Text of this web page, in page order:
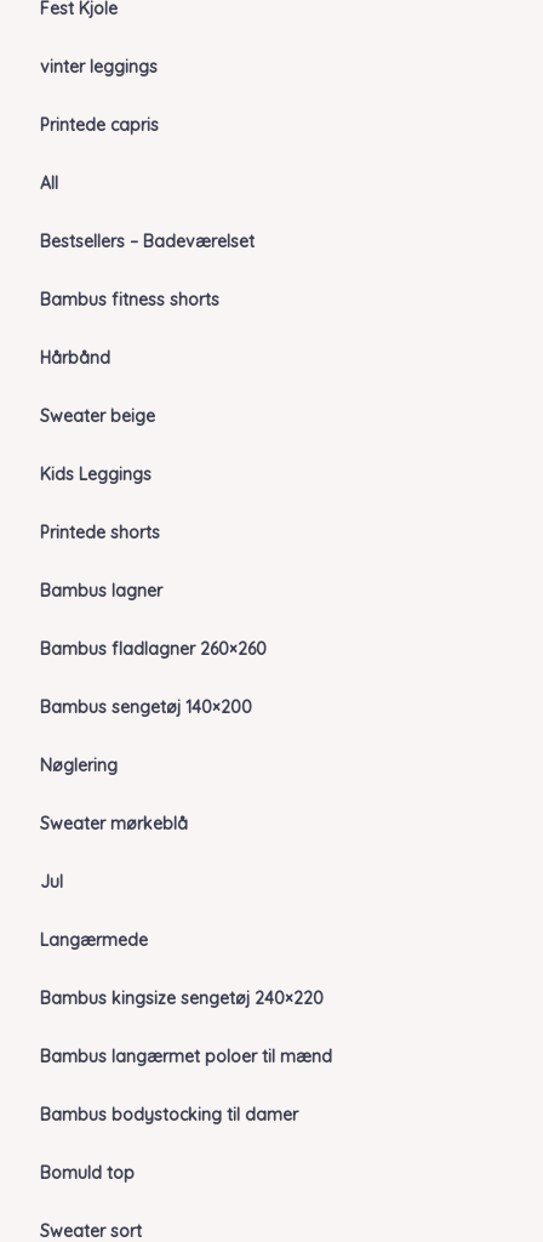
Fest Kjole
vinter leggings
Printede capris
All
Bestsellers – Badeværelset
Bambus fitness shorts
Hårbånd
Sweater beige
Kids Leggings
Printede shorts
Bambus lagner
Bambus fladlagner 260×260
Bambus sengetøj 140×200
Nøglering
Sweater mørkeblå
Jul
Langærmede
Bambus kingsize sengetøj 240×220
Bambus langærmet poloer til mænd
Bambus bodystocking til damer
Bomuld top
Sweater sort